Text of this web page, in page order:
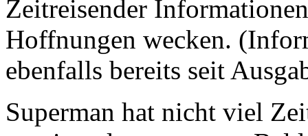
Zeitreisender
Hoffnungen wecken.
ebenfalls bereits seit
Superman hat nicht viel